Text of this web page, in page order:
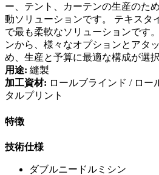
ー、テント、カーテンの生産のた
動ソリューションです。 テキスタ
で最も柔軟なソリューションです
ンから、様々なオプションとアタ
め、生産と予算に最適な構成が選択
用途: 縫製
加工資材: ロールブラインド / ロー
タルプリント
特徴
技術仕様
ダブルニードルミシン